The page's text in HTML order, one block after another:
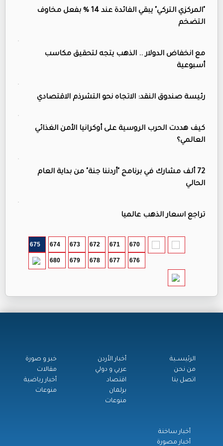
"المركزي التركي" يبقي الفائدة عند 14 % بفعل مخاوف
التضخم
مع انخفاض الدولار .. الذهب يتجه لتحقيق مكاسب
أسبوعية
رئيسة صندوق النقد: الاتجاه نحو التشرذم الاقتصادي
كيف هددت الحرب الروسية على أوكرانيا الأمن الغذائي
العالمي؟
72 ألف مشارك في برنامج "أردننا جنة" من بداية العام
الحالي
تراجع اسعار الذهب عالميا
670
671
672
673
674
675
676
677
678
679
680
الرئيســية
من نحن
اتصل بنا
أخبار الأردن
عربي و دولي
اقتصاد
برلمان
منوعات
خبر و صورة
مقالات
أخبار رياضية
منوعات
أخبار ساخنة
أخبار مصورة